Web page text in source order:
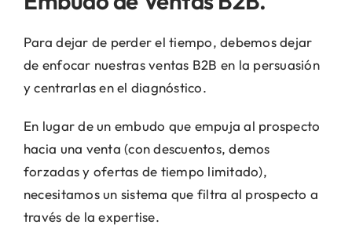
Para dejar de perder el tiempo, debemos dejar
de enfocar nuestras ventas B2B en la persuasión
y centrarlas en el diagnóstico.
En lugar de un embudo que empuja al prospecto
hacia una venta (con descuentos, demos
forzadas y ofertas de tiempo limitado),
necesitamos un sistema que filtra al prospecto a
través de la expertise.